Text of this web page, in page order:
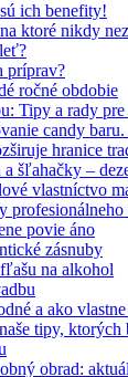
ich benefity!
ktoré nikdy
príprav?
ročné obdobie
Tipy a rady
candy
hranice
šľahačky –
vlastníctvo
profesionálneho
povie áno
zásnuby
na alkohol
a ako
tipy, ktorých
obrad: